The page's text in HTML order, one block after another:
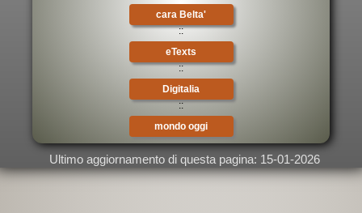
cara Belta'
::
eTexts
::
Digitalia
::
mondo oggi
Ultimo aggiornamento di questa pagina: 15-01-2026